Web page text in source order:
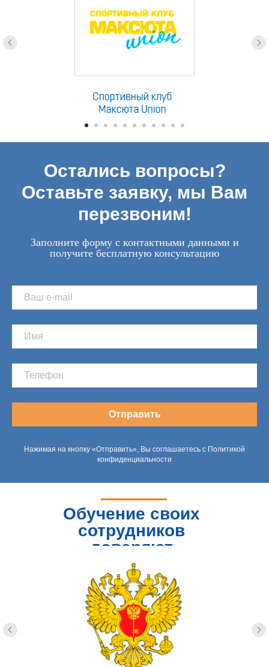
Остались вопросы?
Оставьте заявку, мы Вам
перезвоним!
Заполните форму с контактными данными и
получите бесплатную консультацию
Отправить
Нажимая на кнопку «Отправить», Вы соглашаетесь с Политикой
конфиденциальности
Обучение своих
сотрудников
доверяют